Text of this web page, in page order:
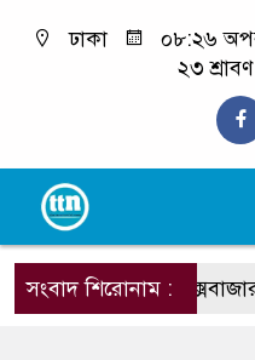
ঢাকা
০৮:২৬
২৩
সংবাদ শিরোনাম :
কক্সবাজার